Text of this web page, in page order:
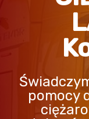
pomocy